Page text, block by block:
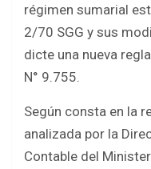
régimen sumarial
2/70 SGG y sus
dicte una nueva
N° 9.755.
Según consta en la
analizada por la
Contable del